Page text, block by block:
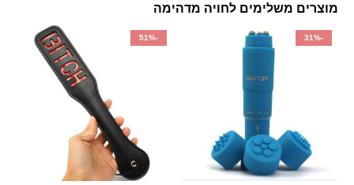
מוצרים משלימים לחויה מדהימה
-31%
-51%